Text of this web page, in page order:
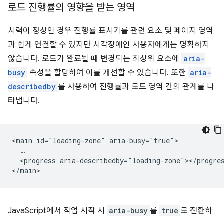
로드 진행률의 영향을 받는 영역
시력이 정상인 경우 진행률 표시기를 관련 요소 및 페이지 영역
과 쉽게 연결할 수 있지만 시각장애인 사용자에게는 명확하지
않습니다. 로드가 완료될 때 변경되는 최상위 요소에
aria-
busy 속성을 할당하여 이를 개선할 수 있습니다. 또한 aria-
describedby 를 사용하여 진행률과 로드 영역 간의 관계를 나
타냅니다.
<main id="loading-zone" aria-busy="true">
  …
<progress aria-describedby="loading-zone"></
JavaScript에서 작업 시작 시 aria-busy 를 true 로 전환하